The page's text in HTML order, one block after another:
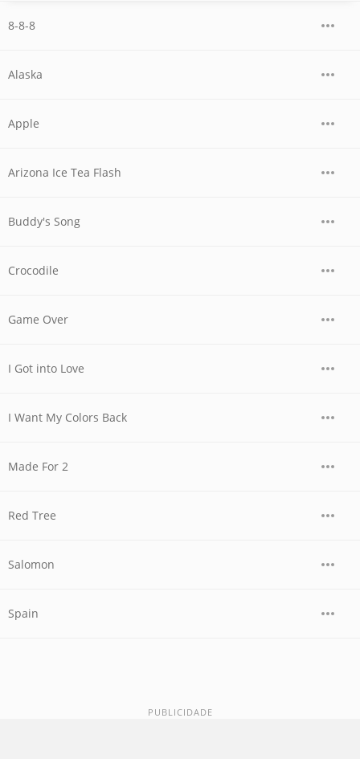
8-8-8
Alaska
Apple
Arizona Ice Tea Flash
Buddy's Song
Crocodile
Game Over
I Got into Love
I Want My Colors Back
Made For 2
Red Tree
Salomon
Spain